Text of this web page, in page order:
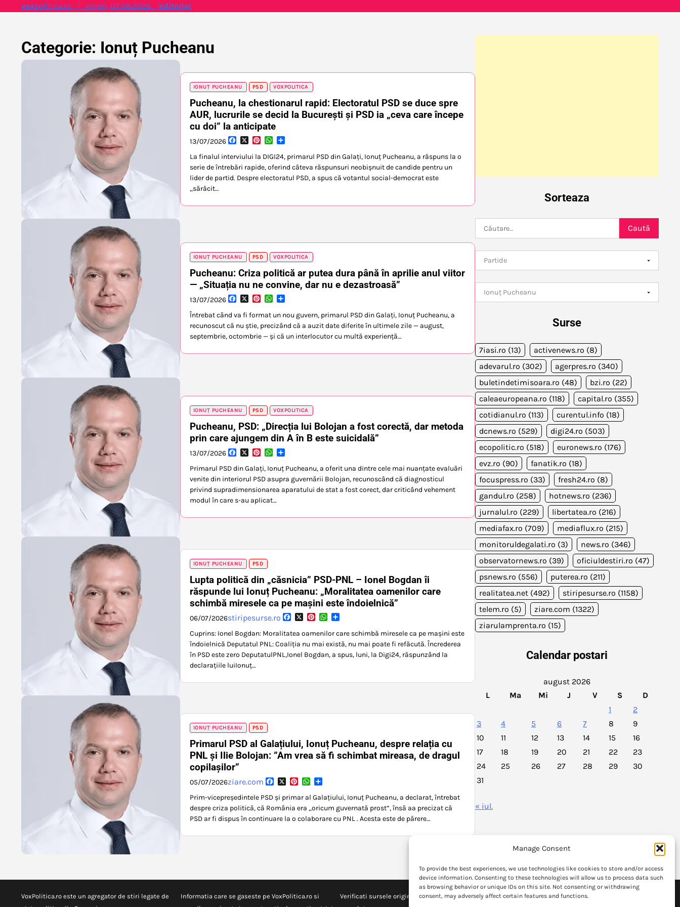
Manage Consent
To provide the best experiences, we use technologies like cookies to store and/or access
device information. Consenting to these technologies will allow us to process data such
as browsing behavior or unique IDs on this site. Not consenting or withdrawing
consent, may adversely affect certain features and functions.
voxpolitica.ro | vineri, 07.08.2026 |editorial
Categorie: Ionuț Pucheanu
IONUȚ PUCHEANU PSD VOXPOLITICA
Pucheanu, la chestionarul rapid: Electoratul PSD se duce spre
AUR, lucrurile se decid la București și PSD ia „ceva care începe
cu doi” la anticipate
13/07/2026 Facebook
X Pinterest
WhatsApp
Partajează
La finalul interviului la DIGI24, primarul PSD din Galați, Ionuț Pucheanu, a răspuns la o
serie de întrebări rapide, oferind câteva răspunsuri neobișnuit de candide pentru un
lider de partid. Despre electoratul PSD, a spus că votantul social-democrat este
„sărăcit…
IONUȚ PUCHEANU PSD VOXPOLITICA
Pucheanu: Criza politică ar putea dura până în aprilie anul viitor
— „Situația nu ne convine, dar nu e dezastroasă”
13/07/2026 Facebook
X Pinterest
WhatsApp
Partajează
Întrebat când va fi format un nou guvern, primarul PSD din Galați, Ionuț Pucheanu, a
recunoscut că nu știe, precizând că a auzit date diferite în ultimele zile — august,
septembrie, octombrie — și că un interlocutor cu multă experiență…
IONUȚ PUCHEANU PSD VOXPOLITICA
Pucheanu, PSD: „Direcția lui Bolojan a fost corectă, dar metoda
prin care ajungem din A în B este suicidală”
13/07/2026 Facebook
X Pinterest
WhatsApp
Partajează
Primarul PSD din Galați, Ionuț Pucheanu, a oferit una dintre cele mai nuanțate evaluări
venite din interiorul PSD asupra guvernării Bolojan, recunoscând că diagnosticul
privind supradimensionarea aparatului de stat a fost corect, dar criticând vehement
modul în care s-au aplicat…
IONUȚ PUCHEANU PSD
Lupta politică din „căsnicia” PSD-PNL – Ionel Bogdan îi
răspunde lui Ionuț Pucheanu: „Moralitatea oamenilor care
schimbă miresele ca pe mașini este îndoielnică”
06/07/2026stiripesurse.ro Facebook
X Pinterest
WhatsApp
Partajează
Cuprins: Ionel Bogdan: Moralitatea oamenilor care schimbă miresele ca pe mașini este
îndoielnică Deputatul PNL: Coaliția nu mai există, nu mai poate fi refăcută. Încrederea
în PSD este zero DeputatulPNL,Ionel Bogdan, a spus, luni, la Digi24, răspunzând la
declarațiile luiIonuț…
IONUȚ PUCHEANU PSD
Primarul PSD al Galațiului, Ionuț Pucheanu, despre relația cu
PNL și Ilie Bolojan: ”Am vrea să fi schimbat mireasa, de dragul
copilașilor”
05/07/2026ziare.com Facebook
X Pinterest
WhatsApp
Partajează
Prim-vicepreședintele PSD și primar al Galațiului, Ionuț Pucheanu, a declarat, întrebat
despre criza politică, că România era „oricum guvernată prost”, însă aa precizat că
PSD ar fi dispus în continuare la o colaborare cu PNL . Acesta este de părere…
Sorteaza
Caută
după:
Surse
7iasi.ro (13) activenews.ro (8)
adevarul.ro (302) agerpres.ro (340)
buletindetimisoara.ro (48) bzi.ro (22)
caleaeuropeana.ro (118) capital.ro (355)
cotidianul.ro (113) curentul.info (18)
dcnews.ro (529) digi24.ro (503)
ecopolitic.ro (518) euronews.ro (176)
evz.ro (90) fanatik.ro (18)
focuspress.ro (33) fresh24.ro (8)
gandul.ro (258) hotnews.ro (236)
jurnalul.ro (229) libertatea.ro (216)
mediafax.ro (709) mediaflux.ro (215)
monitoruldegalati.ro (3) news.ro (346)
observatornews.ro (39) oficiuldestiri.ro (47)
psnews.ro (556) puterea.ro (211)
realitatea.net (492) stiripesurse.ro (1158)
telem.ro (5) ziare.com (1322)
ziarulamprenta.ro (15)
Calendar postari
august 2026
L
Ma Mi J V S
D
1
2
3
4 5 6 7 8
9
10
11 12 13 14 15
16
17
18 19 20 21 22
23
24
25 26 27 28 29
30
31
« iul.
VoxPolitica.ro este un agregator de stiri legate de
Informatia care se gaseste pe VoxPolitica.ro si
Verificati sursele originale pentru informatia
Articolele publicate fac uz de politicate de "fair use"